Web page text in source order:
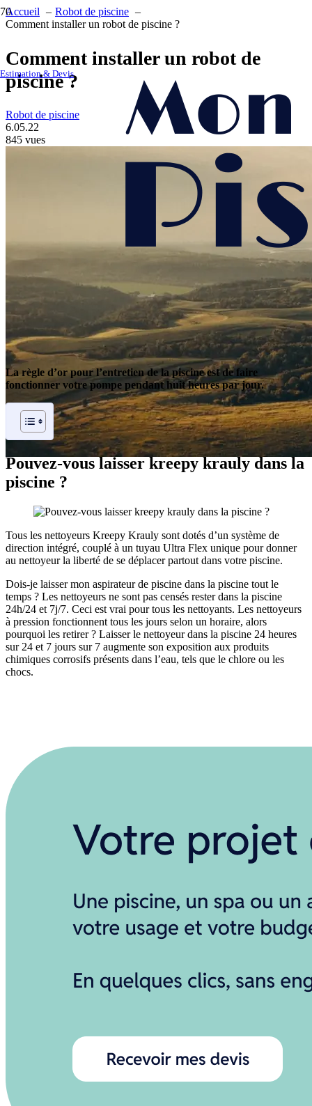
Estimation & Devis
Accueil
Robot de piscine
Comment installer un robot de piscine ?
Comment installer un robot de
piscine ?
Robot de piscine
6.05.22
845 vues
La règle d’or pour l’entretien de la piscine est de faire
fonctionner votre pompe pendant huit heures par jour.
Pouvez-vous laisser kreepy krauly dans la
piscine ?
Tous les nettoyeurs Kreepy Krauly sont dotés d’un système de
direction intégré, couplé à un tuyau Ultra Flex unique pour donner
au nettoyeur la liberté de se déplacer partout dans votre piscine.
Dois-je laisser mon aspirateur de piscine dans la piscine tout le
temps ? Les nettoyeurs ne sont pas censés rester dans la piscine
24h/24 et 7j/7. Ceci est vrai pour tous les nettoyants. Les nettoyeurs
à pression fonctionnent tous les jours selon un horaire, alors
pourquoi les retirer ? Laisser le nettoyeur dans la piscine 24 heures
sur 24 et 7 jours sur 7 augmente son exposition aux produits
chimiques corrosifs présents dans l’eau, tels que le chlore ou les
chocs.